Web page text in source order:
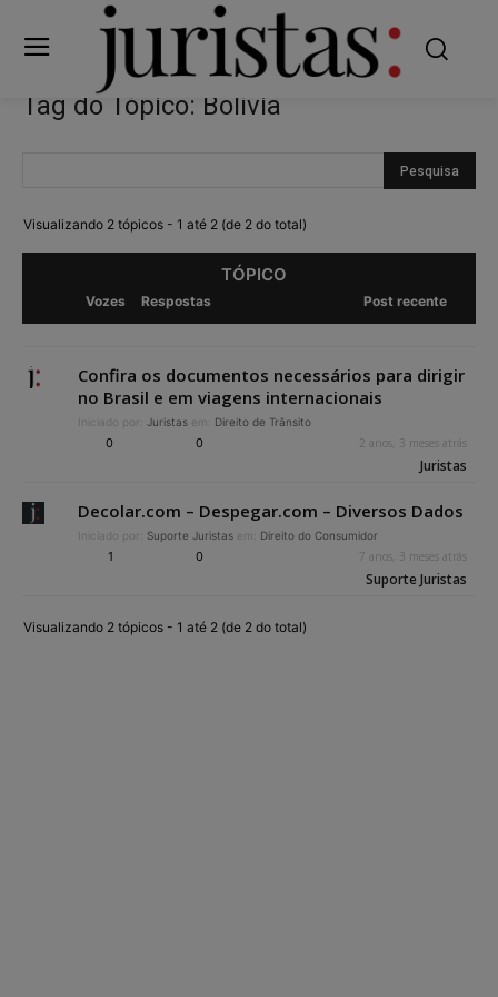
Tag do Tópico: Bolívia
Visualizando 2 tópicos - 1 até 2 (de 2 do total)
TÓPICO
Vozes Respostas Post recente
Confira os documentos necessários para dirigir
no Brasil e em viagens internacionais
Iniciado por: Juristas em: Direito de Trânsito
0 0 2 anos, 3 meses atrás
Juristas
Decolar.com – Despegar.com – Diversos Dados
Iniciado por: Suporte Juristas em: Direito do Consumidor
1 0 7 anos, 3 meses atrás
Suporte Juristas
Visualizando 2 tópicos - 1 até 2 (de 2 do total)